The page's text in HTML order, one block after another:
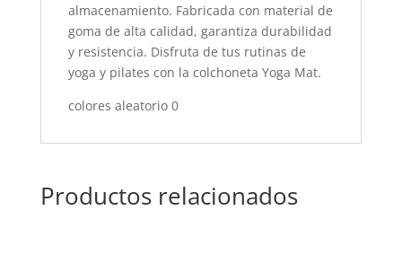
almacenamiento. Fabricada con material de
goma de alta calidad, garantiza durabilidad
y resistencia. Disfruta de tus rutinas de
yoga y pilates con la colchoneta Yoga Mat.
colores aleatorio 0
Productos relacionados